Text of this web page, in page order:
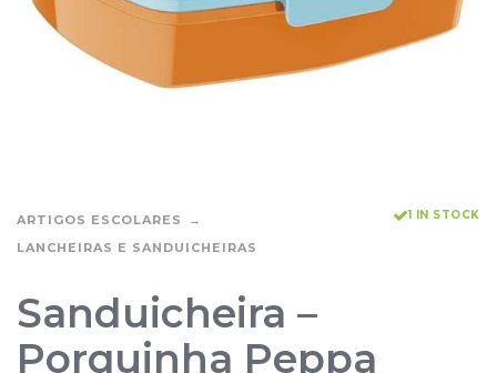
ARTIGOS ESCOLARES
LANCHEIRAS E SANDUICHEIRAS
1 IN STOCK
Sanduicheira –
Porquinha Peppa